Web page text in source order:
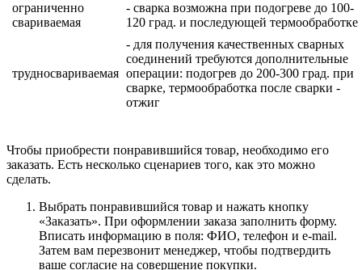
ограниченно
свариваемая
- сварка возможна при подогреве до 100-
120 град. и последующей термообработке
трудносвариваемая
- для получения качественных сварных
соединений требуются дополнительные
операции: подогрев до 200-300 град. при
сварке, термообработка после сварки -
отжиг
Чтобы приобрести понравившийся товар, необходимо его
заказать. Есть несколько сценариев того, как это можно
сделать.
Выбрать понравившийся товар и нажать кнопку
«Заказать». При оформлении заказа заполнить форму.
Вписать информацию в поля: ФИО, телефон и e-mail.
Затем вам перезвонит менеджер, чтобы подтвердить
ваше согласие на совершение покупки.